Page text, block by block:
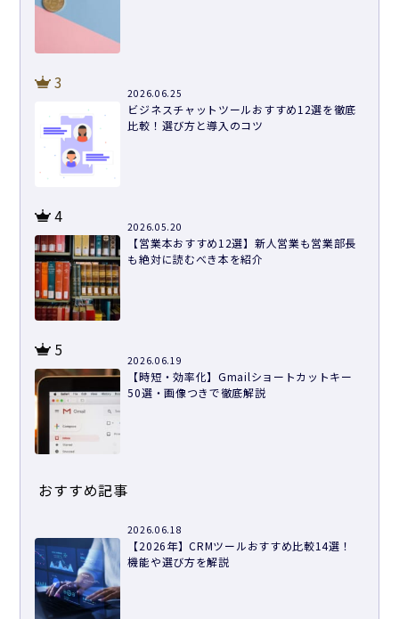
3
2026.06.25
ビジネスチャットツールおすすめ12選を徹底
比較！選び方と導入のコツ
4
2026.05.20
【営業本おすすめ12選】新人営業も営業部長
も絶対に読むべき本を紹介
5
2026.06.19
【時短・効率化】Gmailショートカットキー
50選・画像つきで徹底解説
おすすめ記事
2026.06.18
【2026年】CRMツールおすすめ比較14選！
機能や選び方を解説